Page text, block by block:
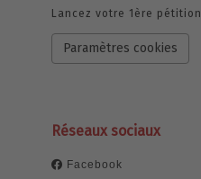
Lancez votre 1ère pétition
Paramètres cookies
Réseaux sociaux
Facebook